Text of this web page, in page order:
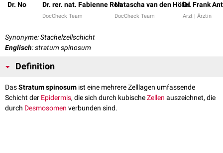
Dr. No Dr. rer. nat. Fabienne Reh
DocCheck Team
Natascha van den Höfel
DocCheck Team
Dr. Frank
Arzt | Ärztin
Synonyme: Stachelzellschicht
Englisch: stratum spinosum
Definition
DasStratum spinosum ist eine mehrere Zelllagen umfassende
Schicht der Epidermis, die sich durch kubischeZellen auszeichnet, die
durch Desmosomen verbunden sind.